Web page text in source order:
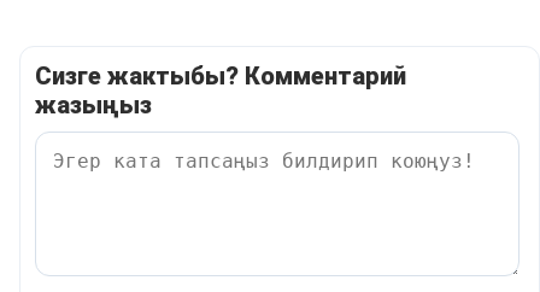
Сизге жактыбы? Комментарий
жазыңыз